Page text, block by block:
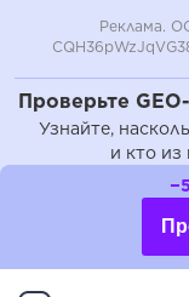
Проверьте
Узнайте,
и кто из
Реклама.